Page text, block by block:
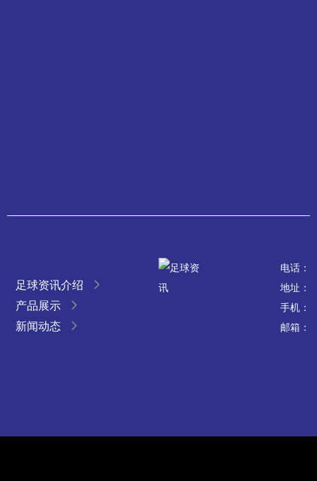
足球资讯介绍
产品展示
新闻动态
电话：
地址：
手机：
邮箱：